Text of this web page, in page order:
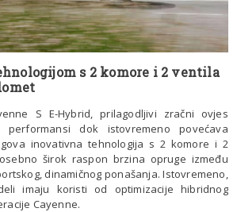
s 2 komore i 2 ventila
S E-Hybrid, prilagodljivi zračni ovjes
performansi dok istovremeno povećava
inovativna tehnologija s 2 komore i 2
širok raspon brzina opruge između
dinamičnog ponašanja. Istovremeno,
imaju koristi od optimizacije hibridnog
Cayenne.